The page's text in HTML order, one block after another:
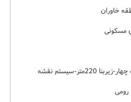
خاوران
مسکونی
طبقه چهار-زيربنا 220متر-سيستم نقشه